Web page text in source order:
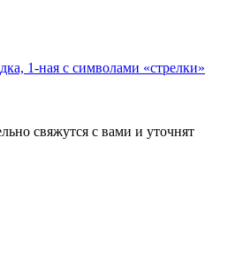
1-ная с символами «стрелки»
свяжутся с вами и уточнят